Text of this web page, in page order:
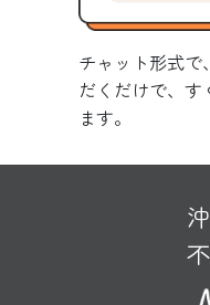
チャット形式で
だくだけで、
ます。